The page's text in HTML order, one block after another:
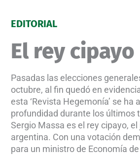
EDITORIAL
El rey cipayo
Pasadas las elecciones
octubre, al fin quedó en
esta ‘Revista Hegemonía’ se ha
profundidad durante los últimos
Sergio Massa es el rey cipayo,
argentina. Con una votación
para un ministro de Economía